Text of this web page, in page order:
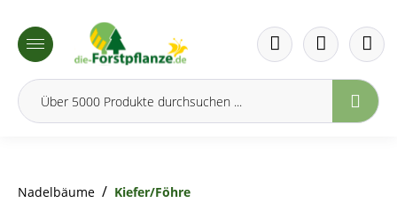
springen
Nadelbäume / Kiefer/Föhre